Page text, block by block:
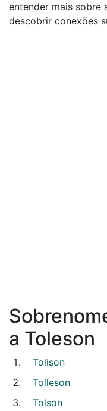
entender mais sobre
descobrir conexões
a Toleson
Tolison
Tolleson
Tolson